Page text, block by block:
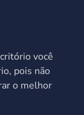
você
pois não
o melhor